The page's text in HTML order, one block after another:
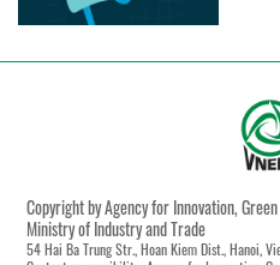
Copyright by Agency for Innovation,
Ministry of Industry and Trade
54 Hai Ba Trung Str., Hoan Kiem Dist., Hanoi,